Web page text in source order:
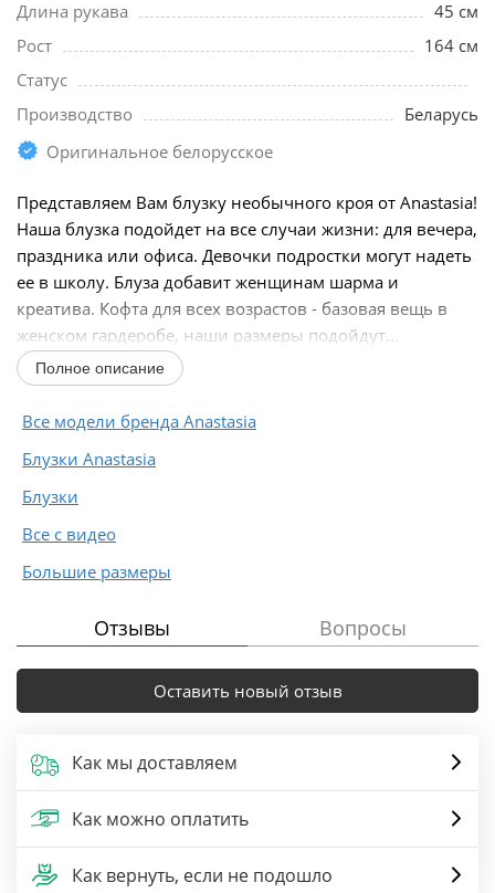
Длина рукава
45 см
Рост
164 см
Статус
Производство
Беларусь
Оригинальное белорусское
Представляем Вам блузку необычного кроя от Anastasia!
Наша блузка подойдет на все случаи жизни: для вечера,
праздника или офиса. Девочки подростки могут надеть
ее в школу. Блуза добавит женщинам шарма и
креатива. Кофта для всех возрастов - базовая вещь в
женском гардеробе, наши размеры подойдут...
Полное описание
Все модели бренда Anastasia
Блузки Anastasia
Блузки
Все с видео
Большие размеры
Отзывы Вопросы
Оставить новый отзыв
Как мы доставляем
Как можно оплатить
Как вернуть, если не подошло